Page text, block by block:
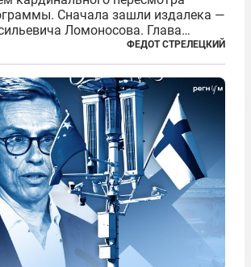
Сначала зашли издалека —
Ломоносова. Глава
Литвы Миндаугас Синкявичюс
его тексты из программ
Мотивировал он это тем,
ФЕДОТ СТРЕЛЕЦКИЙ